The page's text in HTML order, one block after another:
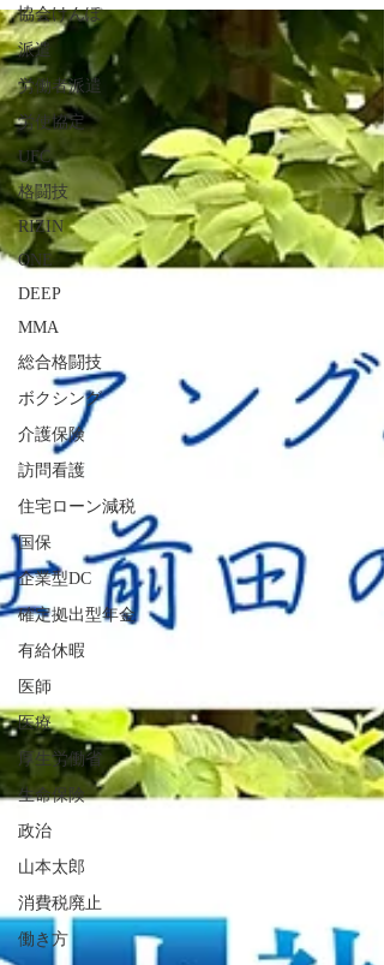
協会けんぽ
派遣
労働者派遣
労使協定
UFC
格闘技
RIZIN
ONE
DEEP
MMA
総合格闘技
ボクシング
介護保険
訪問看護
住宅ローン減税
国保
企業型DC
確定拠出型年金
有給休暇
医師
医療
厚生労働省
生命保険
政治
山本太郎
消費税廃止
働き方
わたり推進されてきた「働き方改革」によ
り、長時間労働を要因とする脳・心臓疾患
労災認定が減少傾向を示す一方で、仕事上
ストレスを原因とする精神障害の労災請求
認定件数はかつてない水準へと急増してい
す。 特に注目すべきは、精神障害の労災請
求件数が前年度比1178件増の4958件に達し
認定件数も1082件と7年連続で過去最多を
新した事実です。なぜ今、これほどまでに
神障害の労災が増加しているのか。本稿で
は、最新の政府統計データと労働関連法令
改正経緯を読み解きながら、社会保険労務
の専門的視点から「3つの視点」で実務上
本質的課題と実効的な予防策を徹底解説し
す。 １．精神障害労災4958件の衝撃と「ハ
ラスメント3大要因」の台頭 2025年度統計に
おいて最も警戒すべきは、精神障害の請求
数が前年度から約31%増という急激な右肩
がりの推移を示した点です。支給・不支給
決定